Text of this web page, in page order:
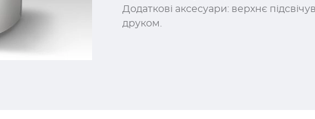
Додаткові аксесуари: верхнє
друком.